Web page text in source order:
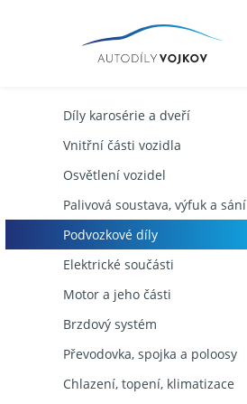
Díly karosérie a dveří
Vnitřní části vozidla
Osvětlení vozidel
Palivová soustava, výfuk a sání
Podvozkové díly
Elektrické součásti
Motor a jeho části
Brzdový systém
Převodovka, spojka a poloosy
Chlazení, topení, klimatizace